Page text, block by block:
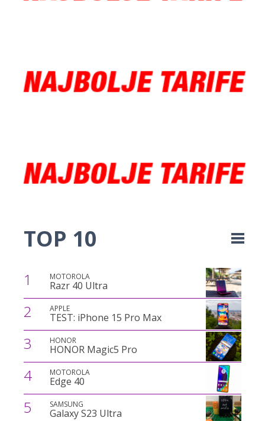
TOP 10
1 MOTOROLA
Razr 40 Ultra
2 APPLE
TEST: iPhone 15 Pro Max
3 HONOR
HONOR Magic5 Pro
4 MOTOROLA
Edge 40
5 SAMSUNG
Galaxy S23 Ultra